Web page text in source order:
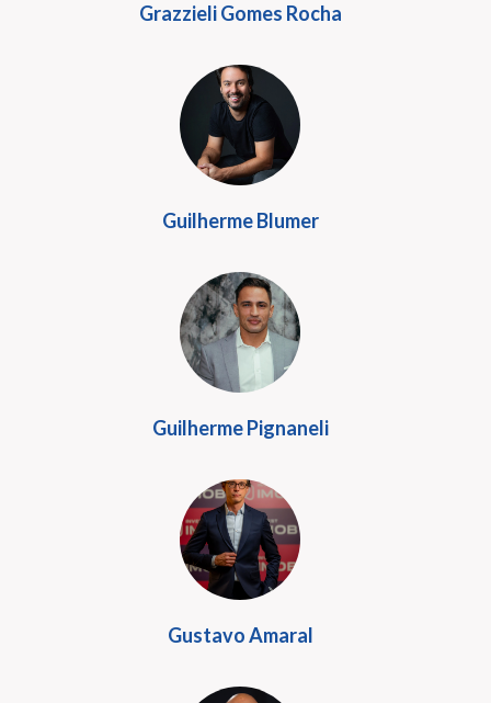
Grazzieli Gomes Rocha
Guilherme Blumer
Guilherme Pignaneli
Gustavo Amaral